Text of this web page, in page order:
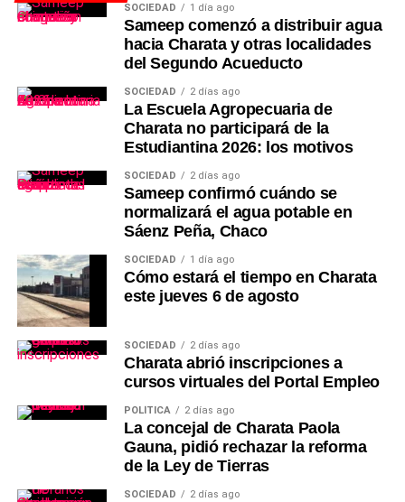
SOCIEDAD 1 día ago
Sameep comenzó a distribuir agua
hacia Charata y otras localidades
del Segundo Acueducto
SOCIEDAD 2 días ago
La Escuela Agropecuaria de
Charata no participará de la
Estudiantina 2026: los motivos
SOCIEDAD 2 días ago
Sameep confirmó cuándo se
normalizará el agua potable en
Sáenz Peña, Chaco
SOCIEDAD 1 día ago
Cómo estará el tiempo en Charata
este jueves 6 de agosto
SOCIEDAD 2 días ago
Charata abrió inscripciones a
cursos virtuales del Portal Empleo
POLÍTICA 2 días ago
La concejal de Charata Paola
Gauna, pidió rechazar la reforma
de la Ley de Tierras
SOCIEDAD 2 días ago